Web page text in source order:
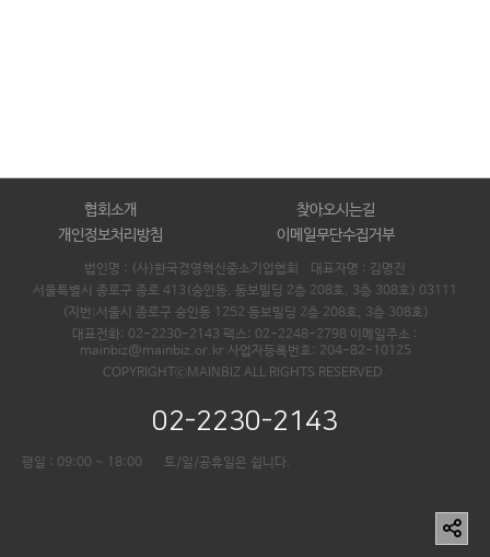
협회소개
찾아오시는길
개인정보처리방침
이메일무단수집거부
법인명 : (사)한국경영혁신중소기업협회 대표자명 : 김명진
서울특별시 종로구 종로 413(숭인동, 동보빌딩 2층 208호, 3층 308호) 03111
(지번:서울시 종로구 숭인동 1252 동보빌딩 2층 208호, 3층 308호)
대표전화: 02-2230-2143 팩스: 02-2248-2798 이메일주소 :
mainbiz@mainbiz.or.kr 사업자등록번호: 204-82-10125
COPYRIGHTⓒMAINBIZ ALL RIGHTS RESERVED.
02-2230-2143
평일 : 09:00 ~ 18:00 토/일/공휴일은 쉽니다.